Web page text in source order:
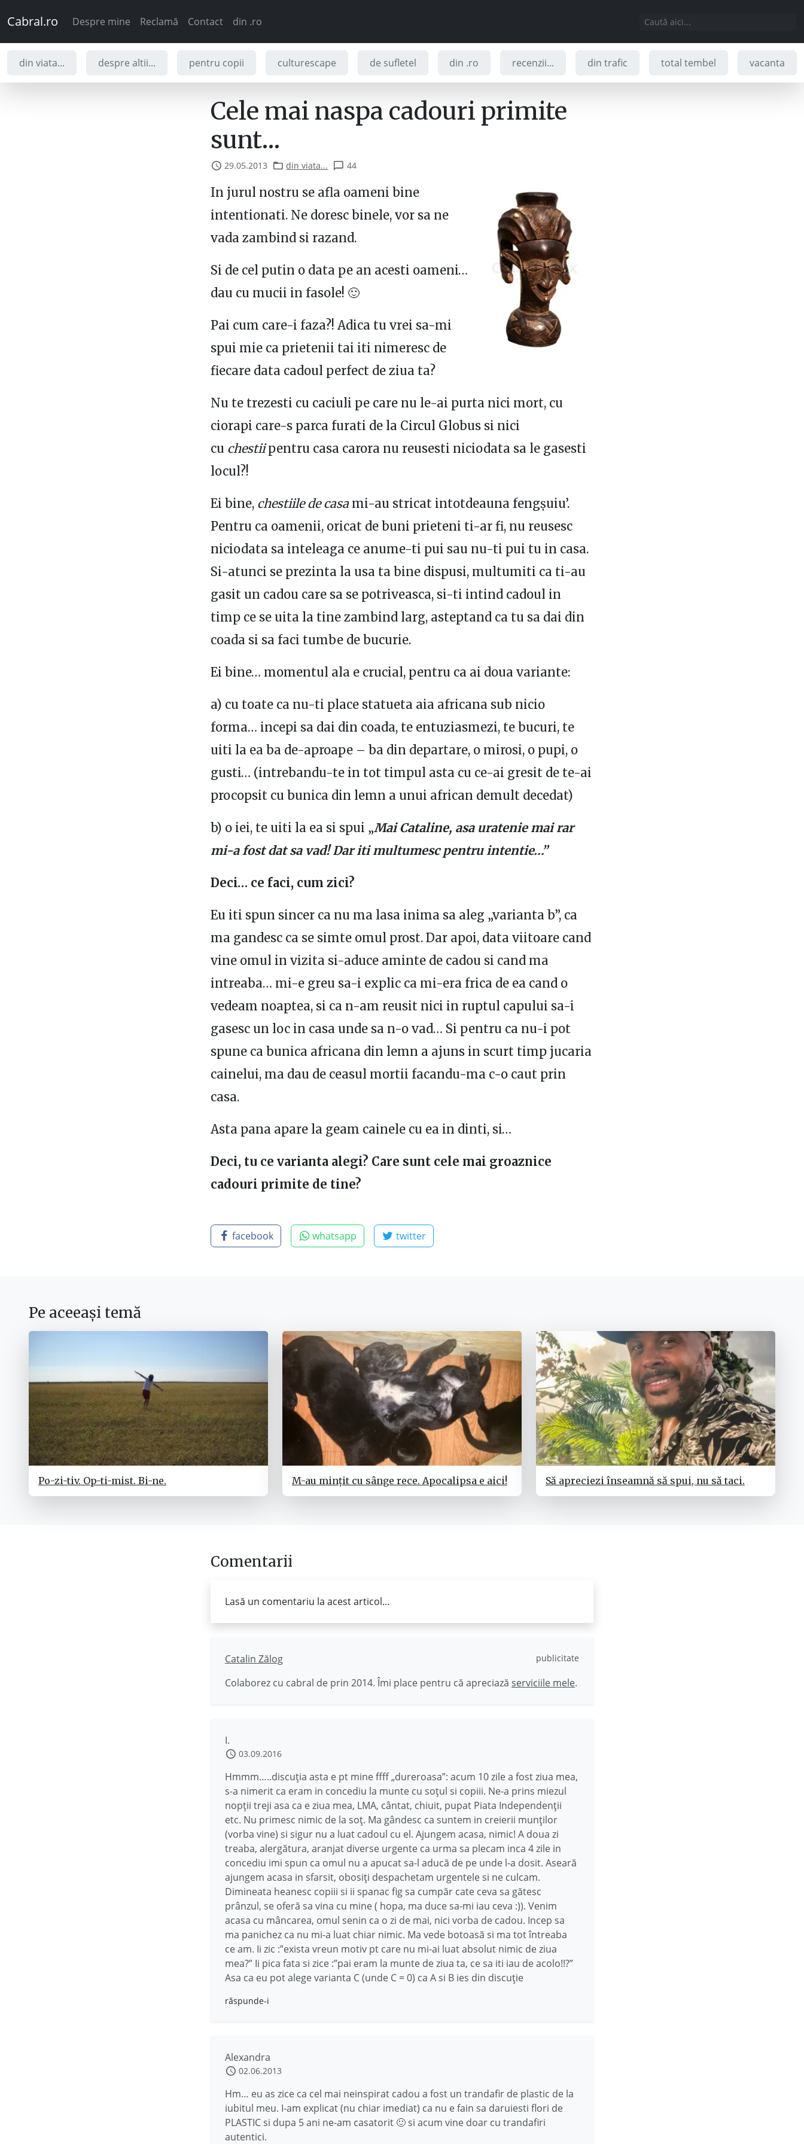
Cabral.ro Despre mine Reclamă Contact din .ro
din viata... despre altii... pentru copii culturescape de sufletel din .ro recenzii... din trafic total tembel vacanta
Cele mai naspa cadouri primite
sunt…
29.05.2013 din viata... 44
In jurul nostru se afla oameni bine
intentionati. Ne doresc binele, vor sa ne
vada zambind si razand.
Si de cel putin o data pe an acesti oameni…
dau cu mucii in fasole! 🙂
Pai cum care-i faza?! Adica tu vrei sa-mi
spui mie ca prietenii tai iti nimeresc de
fiecare data cadoul perfect de ziua ta?
Nu te trezesti cu caciuli pe care nu le-ai purta nici mort, cu
ciorapi care-s parca furati de la Circul Globus si nici
cu chestiipentru casa carora nu reusesti niciodata sa le gasesti
locul?!
Ei bine, chestiile de casa mi-au stricat intotdeauna fengșuiu’.
Pentru ca oamenii, oricat de buni prieteni ti-ar fi, nu reusesc
niciodata sa inteleaga ce anume-ti pui sau nu-ti pui tu in casa.
Si-atunci se prezinta la usa ta bine dispusi, multumiti ca ti-au
gasit un cadou care sa se potriveasca, si-ti intind cadoul in
timp ce se uita la tine zambind larg, asteptand ca tu sa dai din
coada si sa faci tumbe de bucurie.
Ei bine… momentul ala e crucial, pentru ca ai doua variante:
a) cu toate ca nu-ti place statueta aia africana sub nicio
forma… incepi sa dai din coada, te entuziasmezi, te bucuri, te
uiti la ea ba de-aproape – ba din departare, o mirosi, o pupi, o
gusti… (intrebandu-te in tot timpul asta cu ce-ai gresit de te-ai
procopsit cu bunica din lemn a unui african demult decedat)
b) o iei, te uiti la ea si spui „Mai Cataline, asa uratenie mai rar
mi-a fost dat sa vad! Dar iti multumesc pentru intentie…”
Deci… ce faci, cum zici?
Eu iti spun sincer ca nu ma lasa inima sa aleg „varianta b”, ca
ma gandesc ca se simte omul prost. Dar apoi, data viitoare cand
vine omul in vizita si-aduce aminte de cadou si cand ma
intreaba… mi-e greu sa-i explic ca mi-era frica de ea cand o
vedeam noaptea, si ca n-am reusit nici in ruptul capului sa-i
gasesc un loc in casa unde sa n-o vad… Si pentru ca nu-i pot
spune ca bunica africana din lemn a ajuns in scurt timp jucaria
cainelui, ma dau de ceasul mortii facandu-ma c-o caut prin
casa.
Asta pana apare la geam cainele cu ea in dinti, si…
Deci, tu ce varianta alegi? Care sunt cele mai groaznice
cadouri primite de tine?
facebook whatsapp twitter
Pe aceeași temă
Po-zi-tiv. Op-ti-mist. Bi-ne. M-au mințit cu sânge rece. Apocalipsa e aici! Să apreciezi înseamnă să spui, nu să taci.
Comentarii
Lasă un comentariu la acest articol...
Catalin Zălog publicitate
Colaborez cu cabral de prin 2014. Îmi place pentru că apreciază serviciile mele.
I.
03.09.2016
Hmmm…..discuția asta e pt mine ffff „dureroasa”: acum 10 zile a fost ziua mea,
s-a nimerit ca eram in concediu la munte cu soțul si copiii. Ne-a prins miezul
nopții treji asa ca e ziua mea, LMA, cântat, chiuit, pupat Piata Independenții
etc. Nu primesc nimic de la soț. Ma gândesc ca suntem in creierii munților
(vorba vine) si sigur nu a luat cadoul cu el. Ajungem acasa, nimic! A doua zi
treaba, alergătura, aranjat diverse urgente ca urma sa plecam inca 4 zile in
concediu imi spun ca omul nu a apucat sa-l aducă de pe unde l-a dosit. Aseară
ajungem acasa in sfarsit, obosiți despachetam urgentele si ne culcam.
Dimineata heanesc copiii si ii spanac fig sa cumpăr cate ceva sa gătesc
prânzul, se oferă sa vina cu mine ( hopa, ma duce sa-mi iau ceva :)). Venim
acasa cu mâncarea, omul senin ca o zi de mai, nici vorba de cadou. Incep sa
ma panichez ca nu mi-a luat chiar nimic. Ma vede botoasă si ma tot întreaba
ce am. Ii zic :”exista vreun motiv pt care nu mi-ai luat absolut nimic de ziua
mea?” Ii pica fata si zice :”pai eram la munte de ziua ta, ce sa iti iau de acolo!!?”
Asa ca eu pot alege varianta C (unde C = 0) ca A si B ies din discuție
răspunde-i
Alexandra
02.06.2013
Hm… eu as zice ca cel mai neinspirat cadou a fost un trandafir de plastic de la
iubitul meu. I-am explicat (nu chiar imediat) ca nu e fain sa daruiesti flori de
PLASTIC si dupa 5 ani ne-am casatorit 🙂 si acum vine doar cu trandafiri
autentici.